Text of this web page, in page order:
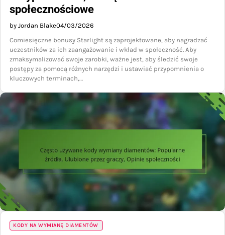
społecznościowe
by Jordan Blake04/03/2026
Comiesięczne bonusy Starlight są zaprojektowane, aby nagradzać
uczestników za ich zaangażowanie i wkład w społeczność. Aby
zmaksymalizować swoje zarobki, ważne jest, aby śledzić swoje
postępy za pomocą różnych narzędzi i ustawiać przypomnienia o
kluczowych terminach,…
KODY NA WYMIANĘ DIAMENTÓW